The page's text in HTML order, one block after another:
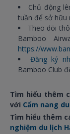
Chủ động
tuần để sở hữu
Theo dõi
Bamboo
https://
Đăng ký
Bamboo Club
Tìm hiểu thêm
với Cẩm nang
Tìm hiểu thêm
nghiệm du lịch